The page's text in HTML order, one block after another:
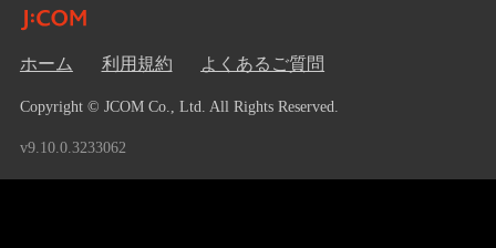
ホーム 利用規約 よくあるご質問
Copyright © JCOM Co., Ltd. All Rights Reserved.
v9.10.0.3233062